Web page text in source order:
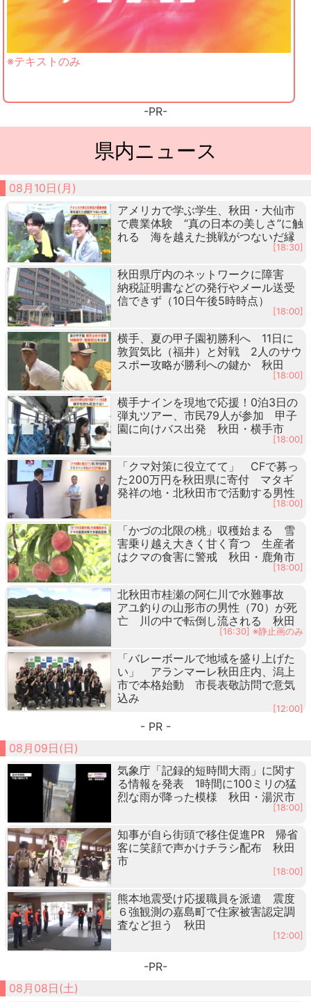
※テキストのみ
-PR-
県内ニュース
08月10日(月)
アメリカで学ぶ学生、秋田・大仙市
で農業体験 “真の日本の美しさ”に触
れる 海を越えた挑戦がつないだ縁
[18:30]
秋田県庁内のネットワークに障害
納税証明書などの発行やメール送受
信できず（10日午後5時時点）
[18:00]
横手、夏の甲子園初勝利へ 11日に
敦賀気比（福井）と対戦 2人のサウ
スポー攻略が勝利への鍵か 秋田
[18:00]
横手ナインを現地で応援！0泊3日の
弾丸ツアー、市民79人が参加 甲子
園に向けバス出発 秋田・横手市
[18:00]
「クマ対策に役立てて」 CFで募っ
た200万円を秋田県に寄付 マタギ
発祥の地・北秋田市で活動する男性
[18:00]
「かづの北限の桃」収穫始まる 雪
害乗り越え大きく甘く育つ 生産者
はクマの食害に警戒 秋田・鹿角市
[18:00]
北秋田市桂瀬の阿仁川で水難事故
アユ釣りの山形市の男性（70）が死
亡 川の中で転倒し流される 秋田
[16:30] ※静止画のみ
「バレーボールで地域を盛り上げた
い」 アランマーレ秋田庄内、潟上
市で本格始動 市長表敬訪問で意気
込み
[12:00]
- PR -
08月09日(日)
気象庁「記録的短時間大雨」に関す
る情報を発表 1時間に100ミリの猛
烈な雨が降った模様 秋田・湯沢市
[18:00]
知事が自ら街頭で移住促進PR 帰省
客に笑顔で声かけチラシ配布 秋田
市
[18:00]
熊本地震受け応援職員を派遣 震度
６強観測の嘉島町で住家被害認定調
査など担う 秋田
[12:00]
-PR-
08月08日(土)